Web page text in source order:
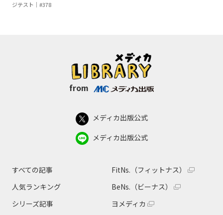
ジテスト｜#378
from
メディカ出版公式
メディカ出版公式
すべての記事
人気ランキング
シリーズ記事
FitNs.（フィットナス）
BeNs.（ビーナス）
ヨメディカ